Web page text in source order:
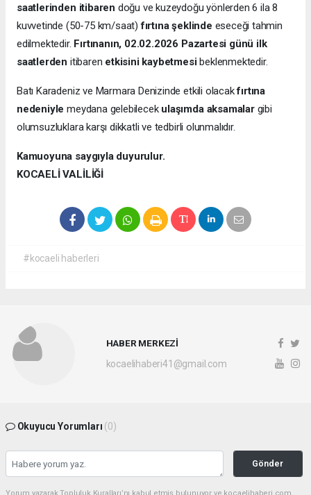
saatlerinden itibaren doğu ve kuzeydoğu yönlerden 6 ila 8
kuvvetinde (50-75 km/saat)fırtına şeklinde eseceği tahmin
edilmektedir. Fırtınanın, 02.02.2026 Pazartesi günü ilk
saatlerden itibaren etkisini kaybetmesibeklenmektedir.
Batı Karadeniz ve Marmara Denizinde etkili olacakfırtına
nedeniyle meydana gelebilecek ulaşımda aksamalargibi
olumsuzluklara karşı dikkatli ve tedbirli olunmalıdır.
Kamuoyuna saygıyla duyurulur.
KOCAELİ VALİLİĞİ
#kocaeli haberleri
HABER MERKEZİ
kocaelihaberi41@gmail.com
Okuyucu Yorumları (0)
Gönder
Yorum yazarak Topluluk Kuralları’nı kabul etmiş bulunuyor ve kocaelihaberi.com